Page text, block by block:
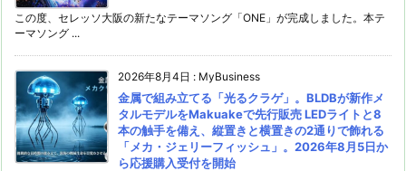
この度、セレッソ大阪の新たなテーマソング「ONE」が完成しました。本テ
ーマソング ...
2026年8月4日 : MyBusiness
金属で組み立てる「光るクラゲ」。BLDBが新作メ
タルモデルをMakuakeで先行販売 LEDライトと8
本の触手を備え、縦置きと横置きの2通りで飾れる
「メカ・ジェリーフィッシュ」。2026年8月5日か
ら応援購入受付を開始